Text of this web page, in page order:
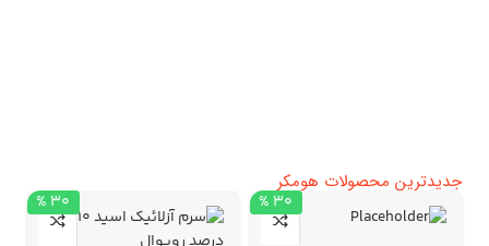
جدیدترین محصولات هومکر
۳۰ % ۳۰ %